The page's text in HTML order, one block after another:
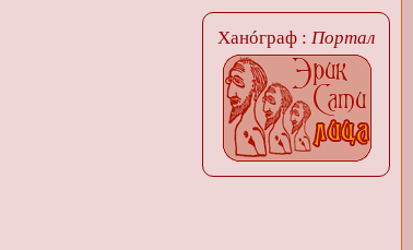
Ханóграф : Портал